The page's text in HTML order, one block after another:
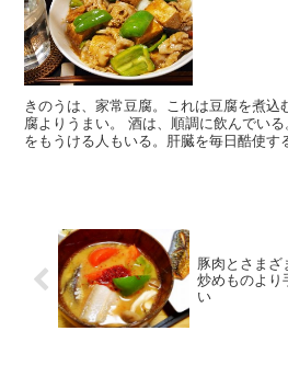
きのうは、家常豆腐。これは豆腐を煮
腐よりうまい。 酒は、順調に飲んでい
をもうける人もいる。肝臓を毎日酷使す
豚肉とさまざ
炒めものより
い